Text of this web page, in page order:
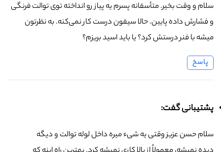
سلام و وقت بخیر. متأسفانه پسرم یه پیاز رو انداخته توی توالت فرنگی
و فشارش داده پایین. حالا سیفون درست کار نمی‌کنه. به نظرتون
میشه با فنر درستش کرد؟ یا باید اسید بریزم؟
پاسخ
پشتیبانی گفت:
سلام حسن عزیز وقتی یه شیء میره داخل لوله توالت و دیگه